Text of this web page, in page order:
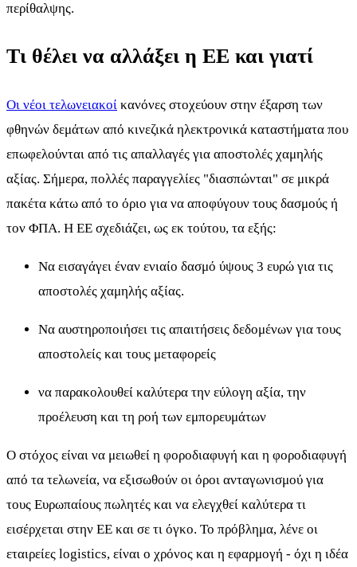
περίθαλψης.
Τι θέλει να αλλάξει η ΕΕ και γιατί
Οι νέοι τελωνειακοί κανόνες στοχεύουν στην έξαρση των
φθηνών δεμάτων από κινεζικά ηλεκτρονικά καταστήματα που
επωφελούνται από τις απαλλαγές για αποστολές χαμηλής
αξίας. Σήμερα, πολλές παραγγελίες "διασπώνται" σε μικρά
πακέτα κάτω από το όριο για να αποφύγουν τους δασμούς ή
τον ΦΠΑ. Η ΕΕ σχεδιάζει, ως εκ τούτου, τα εξής:
Να εισαγάγει έναν ενιαίο δασμό ύψους 3 ευρώ για τις
αποστολές χαμηλής αξίας.
Να αυστηροποιήσει τις απαιτήσεις δεδομένων για τους
αποστολείς και τους μεταφορείς
να παρακολουθεί καλύτερα την εύλογη αξία, την
προέλευση και τη ροή των εμπορευμάτων
Ο στόχος είναι να μειωθεί η φοροδιαφυγή και η φοροδιαφυγή
από τα τελωνεία, να εξισωθούν οι όροι ανταγωνισμού για
τους Ευρωπαίους πωλητές και να ελεγχθεί καλύτερα τι
εισέρχεται στην ΕΕ και σε τι όγκο. Το πρόβλημα, λένε οι
εταιρείες logistics, είναι ο χρόνος και η εφαρμογή - όχι η ιδέα